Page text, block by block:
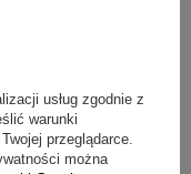
zmienić ilość
z rabatem
usług zgodnie z
warunki
przeglądarce.
można